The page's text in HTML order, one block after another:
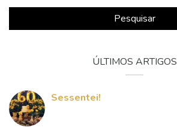
Pesquisar
ÚLTIMOS ARTIGOS
Sessentei!